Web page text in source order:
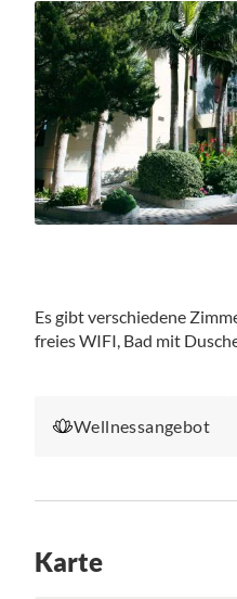
Es gibt verschiedene
freies WIFI, Bad mit
Wellnessangebot
Karte